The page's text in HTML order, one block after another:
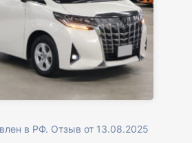
в РФ. Отзыв от 13.08.2025